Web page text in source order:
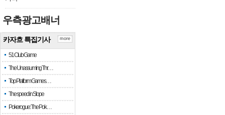
우측광고배너
카자흐 특집기사
51 Club Game
The Unassuming Thr…
Top Platform Games…
The speed in Slope
Pokerogue: The Pok…
more